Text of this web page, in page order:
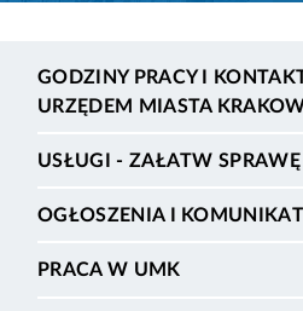
GODZINY PRACY I
URZĘDEM MIASTA
USŁUGI - ZAŁATW SPRAWĘ
OGŁOSZENIA I
PRACA W UMK